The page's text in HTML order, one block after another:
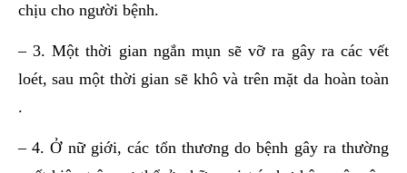
chịu cho người bệnh.
– 3. Một thời gian ngắn mụn sẽ vỡ ra gây ra các vết
loét, sau một thời gian sẽ khô và trên mặt da hoàn toàn
.
– 4. Ở nữ giới, các tổn thương do bệnh gây ra thường